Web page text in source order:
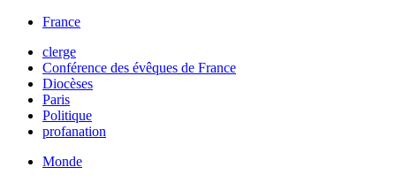
France
clerge
Conférence des évêques de France
Diocèses
Paris
Politique
profanation
Monde